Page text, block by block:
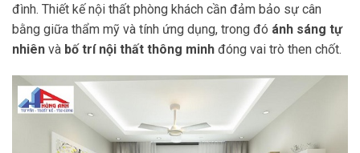
đình. Thiết kế nội thất phòng khách cần đảm bảo sự cân
bằng giữa thẩm mỹ và tính ứng dụng, trong đó ánh sáng tự
nhiên và bố trí nội thất thông minh đóng vai trò then chốt.